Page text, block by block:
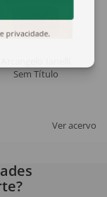
Sem Título
Ver acervo
privacidade